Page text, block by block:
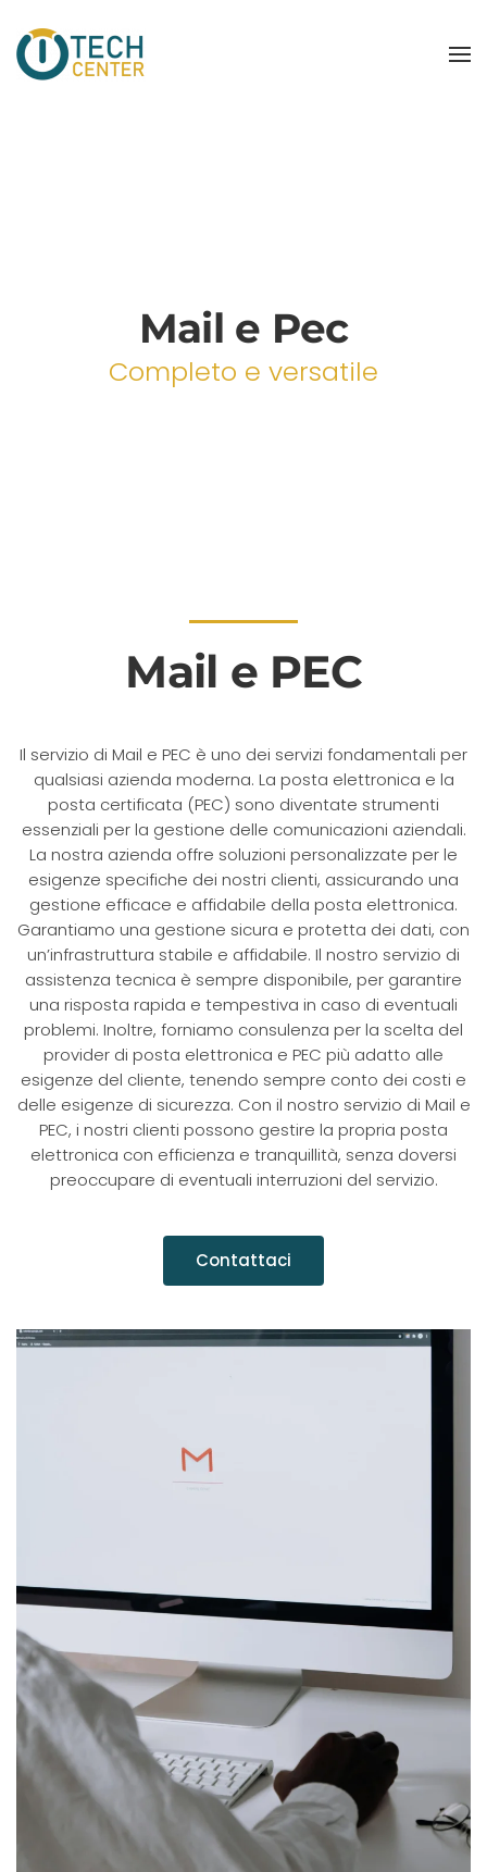
Mail e Pec
Completo e versatile
Mail e PEC
Il servizio di Mail e PEC è uno dei servizi fondamentali per
qualsiasi azienda moderna. La posta elettronica e la
posta certificata (PEC) sono diventate strumenti
essenziali per la gestione delle comunicazioni aziendali.
La nostra azienda offre soluzioni personalizzate per le
esigenze specifiche dei nostri clienti, assicurando una
gestione efficace e affidabile della posta elettronica.
Garantiamo una gestione sicura e protetta dei dati, con
un’infrastruttura stabile e affidabile. Il nostro servizio di
assistenza tecnica è sempre disponibile, per garantire
una risposta rapida e tempestiva in caso di eventuali
problemi. Inoltre, forniamo consulenza per la scelta del
provider di posta elettronica e PEC più adatto alle
esigenze del cliente, tenendo sempre conto dei costi e
delle esigenze di sicurezza. Con il nostro servizio di Mail e
PEC, i nostri clienti possono gestire la propria posta
elettronica con efficienza e tranquillità, senza doversi
preoccupare di eventuali interruzioni del servizio.
Contattaci